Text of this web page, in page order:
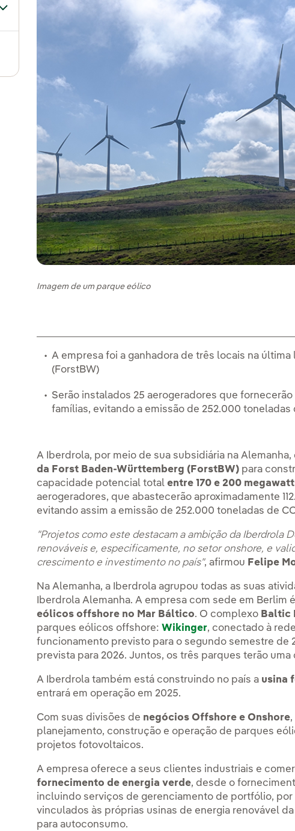
Alternar submenu de Redes sociais
Imagem de um parque eólico
A empresa foi a ganhadora de três locais na
(ForstBW)
Serão instalados 25 aerogeradores que fornecerão
famílias, evitando a emissão de 252.000 toneladas
A Iberdrola, por meio de sua subsidiária na
da Forst Baden-Württemberg (ForstBW) para
capacidade potencial totalentre 170 e 200
aerogeradores, que abastecerão aproximadamente
evitando assim a emissão de 252.000 toneladas de
"Projetos como este destacam a ambição da Iberdrola
renováveis e, especificamente, no setor onshore, e
crescimento e investimento no país", afirmou Felipe
Na Alemanha, a Iberdrola agrupou todas as suas
Iberdrola Alemanha. A empresa com sede em Berlim
eólicos offshore no Mar Báltico. O complexo Baltic
parques eólicos offshore:Wikinger, conectado à
funcionamento previsto para o segundo semestre de
prevista para 2026. Juntos, os três parques terão uma
A Iberdrola também está construindo no país a usina
entrará em operação em 2025.
Com suas divisões de negócios Offshore e Onshore
planejamento, construção e operação de parques
projetos fotovoltaicos.
A empresa oferece a seus clientes industriais e
fornecimento de energia verde, desde o
incluindo serviços de gerenciamento de portfólio,
vinculados às próprias usinas de energia renovável
para autoconsumo.